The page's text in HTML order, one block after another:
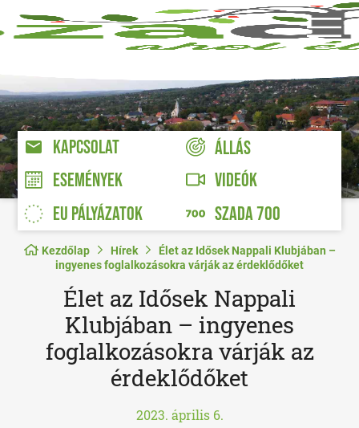
KAPCSOLAT
ÁLLÁS
ESEMÉNYEK
VIDEÓK
EU PÁLYÁZATOK
SZADA 700
Kezdőlap Hírek
Élet az Idősek Nappali Klubjában –
ingyenes foglalkozásokra várják az érdeklődőket
Élet az Idősek Nappali
Klubjában – ingyenes
foglalkozásokra várják az
érdeklődőket
2023. április 6.